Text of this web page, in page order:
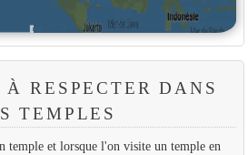
RESPECTER DANS
TEMPLES
temple et lorsque l'on visite un temple en